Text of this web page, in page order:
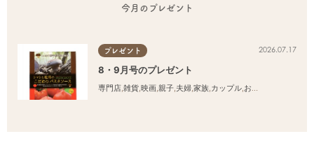
今月のプレゼント
プレゼント 2026.07.17
8・9月号のプレゼント
専門店,雑貨,映画,親子,夫婦,家族,カップル,おひとりさま